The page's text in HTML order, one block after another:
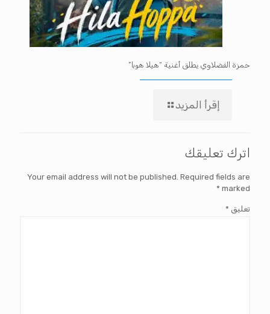
حمزة الفضلاوي يطلق أغنية “هيلا هوبا”
إقرأ المزيد
اترك تعليقك
Your email address will not be published. Required fields are
marked
*
تعليق *